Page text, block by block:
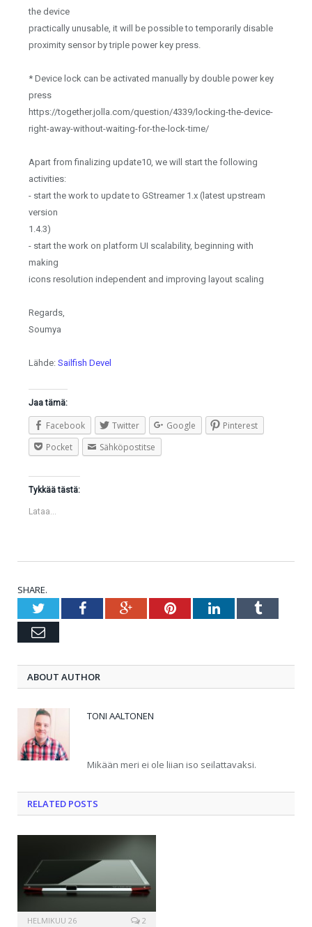
the device
practically unusable, it will be possible to temporarily disable
proximity sensor by triple power key press.
* Device lock can be activated manually by double power key
press
https://together.jolla.com/question/4339/locking-the-device-
right-away-without-waiting-for-the-lock-time/
Apart from finalizing update10, we will start the following
activities:
- start the work to update to GStreamer 1.x (latest upstream
version
1.4.3)
- start the work on platform UI scalability, beginning with
making
icons resolution independent and improving layout scaling
Regards,
Soumya
Lähde: Sailfish Devel
Jaa tämä:
Facebook Twitter Google
Pinterest
Pocket
Sähköpostitse
Tykkää tästä:
Lataa...
SHARE.
TwitterFacebookGoogle+PinterestLinkedInTumblr
Email
ABOUT AUTHOR
TONI AALTONEN
Mikään meri ei ole liian iso seilattavaksi.
RELATED POSTS
HELMIKUU 26 2